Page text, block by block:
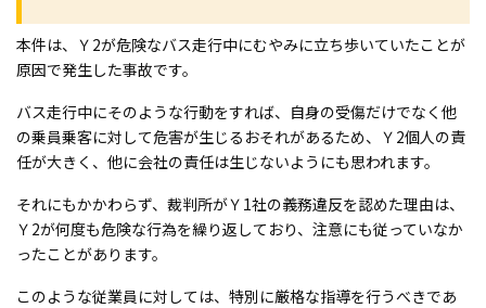
本件は、Ｙ2が危険なバス走行中にむやみに立ち歩いていたことが
原因で発生した事故です。
バス走行中にそのような行動をすれば、自身の受傷だけでなく他
の乗員乗客に対して危害が生じるおそれがあるため、Ｙ2個人の責
任が大きく、他に会社の責任は生じないようにも思われます。
それにもかかわらず、裁判所がＹ1社の義務違反を認めた理由は、
Ｙ2が何度も危険な行為を繰り返しており、注意にも従っていなか
ったことがあります。
このような従業員に対しては、特別に厳格な指導を行うべきであ